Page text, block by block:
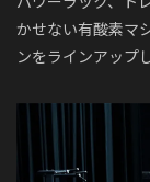
かせない有酸素マ
ンをラインアップ